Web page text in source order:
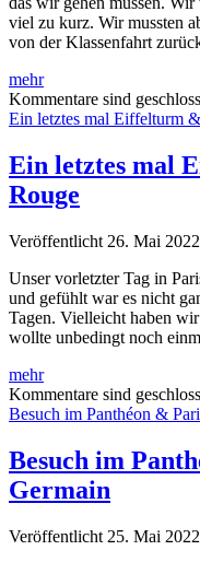
viel zu kurz. Wir mussten
von der Klassenfahrt
mehrAu
revoir
Paris
Kommentare sind
Ein letztes mal Eiffelturm
Ein letztes mal
Rouge
Veröffentlicht 26. Mai 2022
Unser vorletzter Tag in
und gefühlt war es nicht
Tagen. Vielleicht haben
wollte unbedingt noch
mehrEin
letztes
mal
Moulin
Rouge
Kommentare sind
Besuch im Panthéon &
Besuch im
Germain
Veröffentlicht 25. Mai 2022